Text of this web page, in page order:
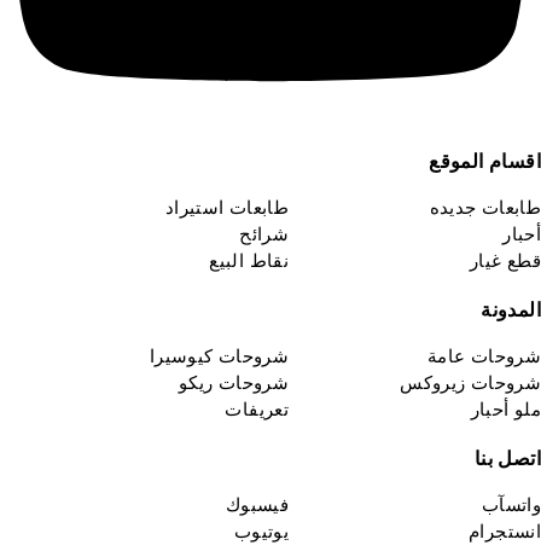
الموقع
جديده
طابعات استيراد
شرائح
غيار
نقاط البيع
عامة
شروحات كيوسيرا
زيروكس
شروحات ريكو
أحبار
تعريفات
بنا
فيسبوك
يوتيوب